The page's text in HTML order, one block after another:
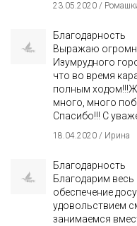
23.05.2020 /
Благодарность
Выражаю
Изумрудного
что во время
полным
много, много
Спасибо!!! С
18.04.2020 / Ирина
Благодарность
Благодарим
обеспечение
удовольствием
занимаемся